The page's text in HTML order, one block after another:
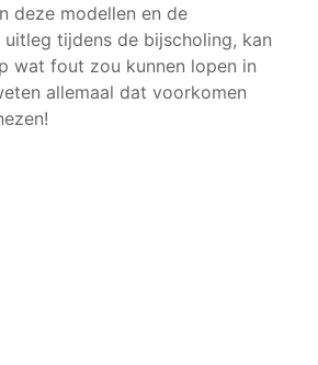
deze modellen en de
tijdens de bijscholing, kan
wat fout zou kunnen lopen in
allemaal dat voorkomen